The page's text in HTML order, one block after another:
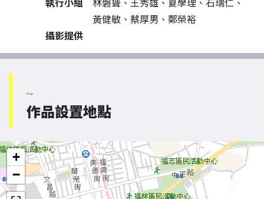
黃健敏、蔡厚男、鄭榮裕
攝影提供
Map
作品設置地點
+
−